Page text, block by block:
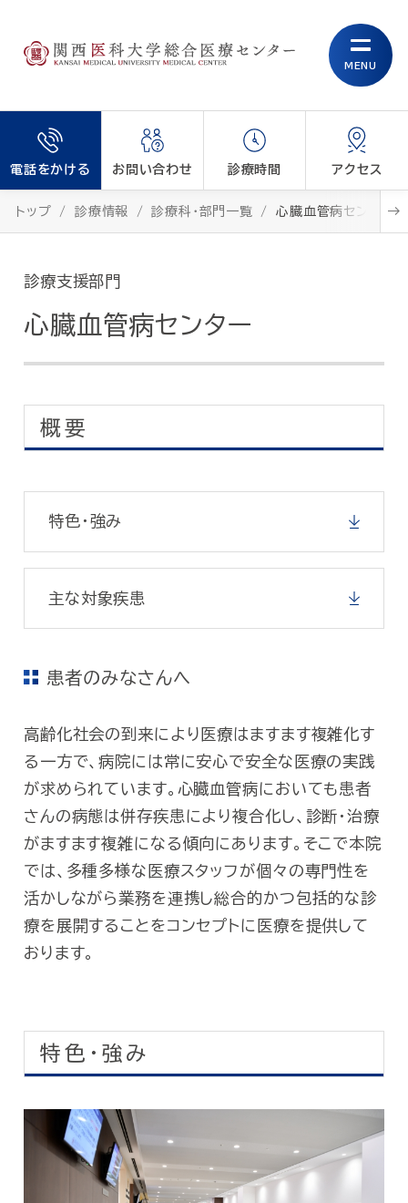
MENU
電話をかける お問い合わせ 診療時間 アクセス
トップ 診療情報 診療科・部門一覧 心臓血管病センター
診療支援部門
心臓血管病センター
概要
特色・強み
主な対象疾患
患者のみなさんへ
高齢化社会の到来により医療はますます複雑化す
る一方で、病院には常に安心で安全な医療の実践
が求められています。心臓血管病においても患者
さんの病態は併存疾患により複合化し、診断・治療
がますます複雑になる傾向にあります。そこで本院
では、多種多様な医療スタッフが個々の専門性を
活かしながら業務を連携し総合的かつ包括的な診
療を展開することをコンセプトに医療を提供して
おります。
特色・強み